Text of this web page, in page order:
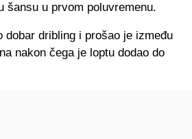
šansu u prvom poluvremenu.
dobar dribling i prošao je između
nakon čega je loptu dodao do